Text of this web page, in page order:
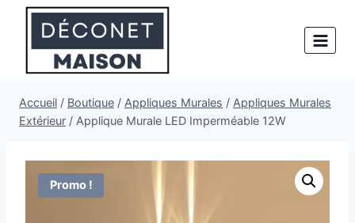
Aller
contenu
Accueil / Boutique / Appliques Murales / Appliques Murales
Extérieur / Applique Murale LED Imperméable 12W
Promo !